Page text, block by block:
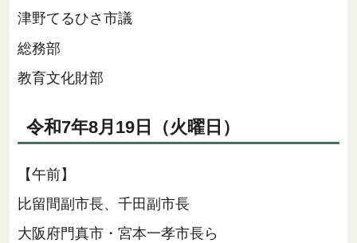
津野てるひさ市議
総務部
教育文化財部
令和7年8月19日（火曜日）
【午前】
比留間副市長、千田副市長
大阪府門真市・宮本一孝市長ら